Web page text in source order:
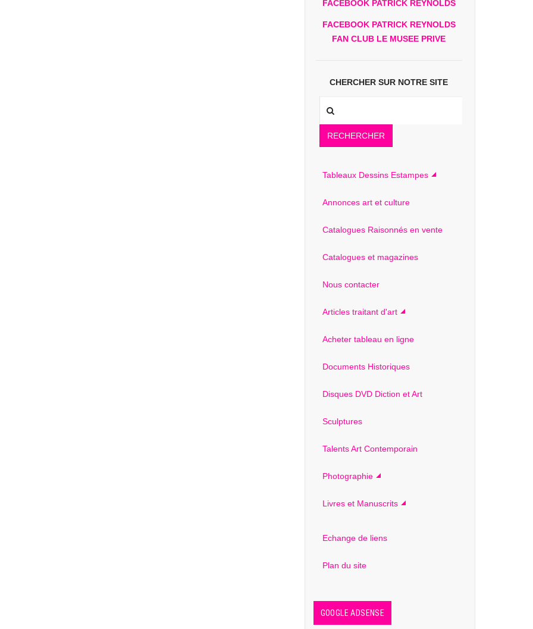
FACEBOOK PATRICK REYNOLDS
FACEBOOK PATRICK REYNOLDS
FAN CLUB LE MUSEE PRIVE
CHERCHER SUR NOTRE SITE
RECHERCHER
Tableaux Dessins Estampes
Annonces art et culture
Catalogues Raisonnés en vente
Catalogues et magazines
Nous contacter
Articles traitant d'art
Acheter tableau en ligne
Documents Historiques
Disques DVD Diction et Art
Sculptures
Talents Art Contemporain
Photographie
Livres et Manuscrits
Echange de liens
Plan du site
GOOGLE ADSENSE